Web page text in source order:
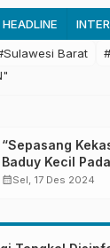
HEADLINE
Barat
“Sepasang
Baduy Kecil
HKSN 2024
calendar_monthSel, 17 Des 2024